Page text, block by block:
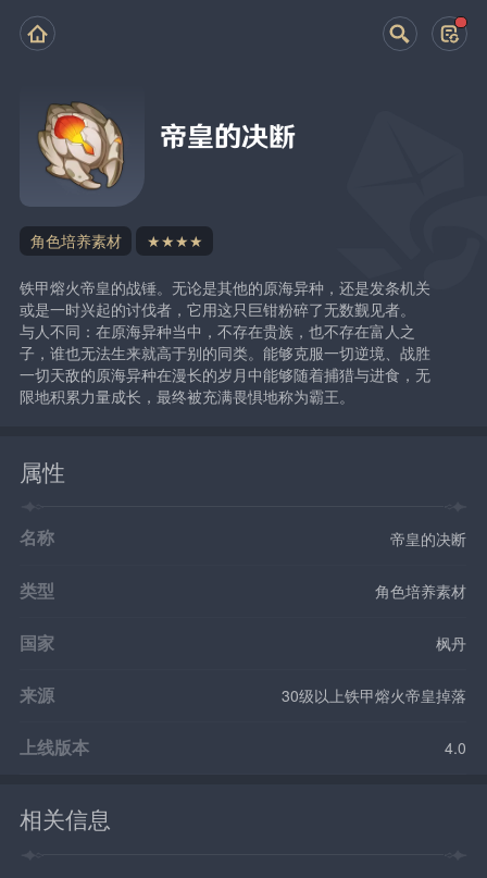
帝皇的决断
角色培养素材 ★★★★
铁甲熔火帝皇的战锤。无论是其他的原海异种，还是发条机关
或是一时兴起的讨伐者，它用这只巨钳粉碎了无数觐见者。
与人不同：在原海异种当中，不存在贵族，也不存在富人之
子，谁也无法生来就高于别的同类。能够克服一切逆境、战胜
一切天敌的原海异种在漫长的岁月中能够随着捕猎与进食，无
限地积累力量成长，最终被充满畏惧地称为霸王。
属性
名称 帝皇的决断
类型 角色培养素材
国家 枫丹
来源 30级以上铁甲熔火帝皇掉落
上线版本 4.0
相关信息